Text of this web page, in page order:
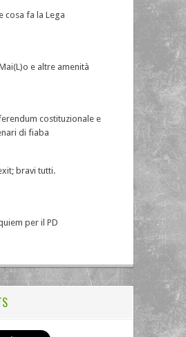
cosa fa la Lega
e altre amenità
costituzionale e
di fiaba
bravi tutti.
per il PD